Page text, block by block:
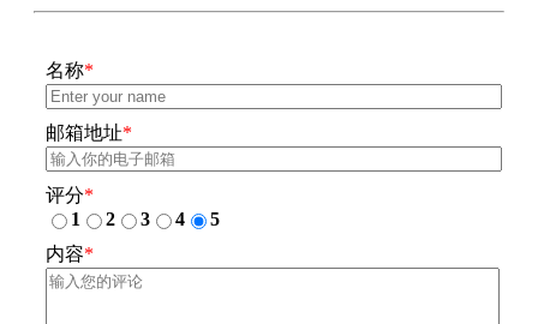
名称*
邮箱地址*
评分*
1
2 3 4
5
内容*